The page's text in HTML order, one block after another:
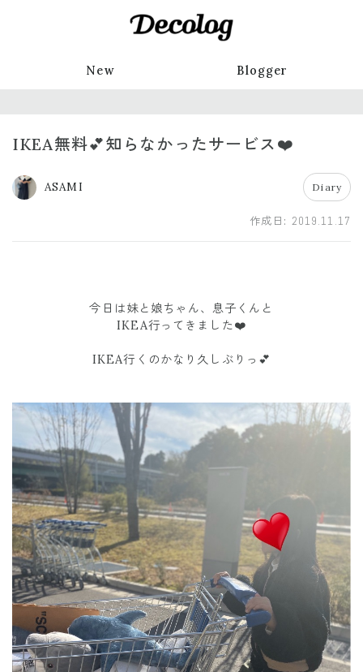
New Blogger
IKEA無料💕知らなかったサービス❤️
ASAMI Diary
作成日: 2019.11.17
今日は妹と娘ちゃん、息子くんと
IKEA行ってきました❤️
IKEA行くのかなり久しぶりっ💕